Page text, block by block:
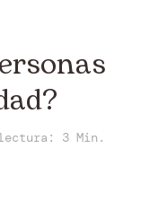
3 Min.